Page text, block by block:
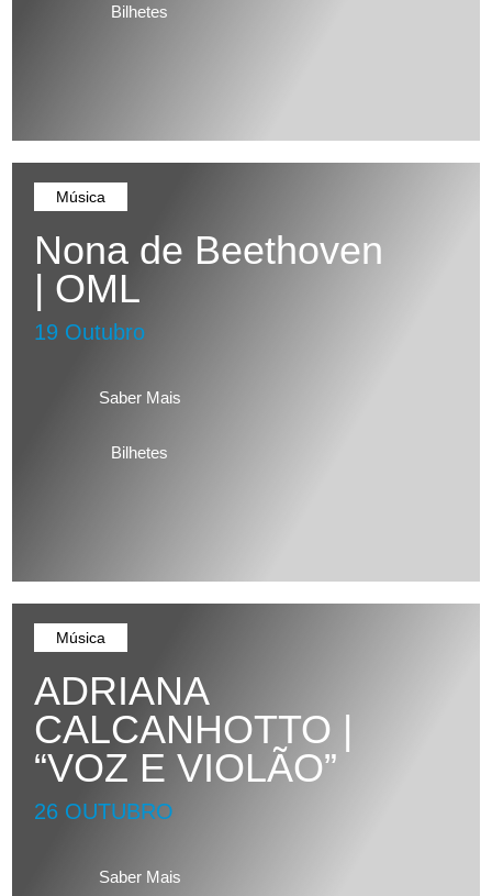
Bilhetes
Música
Nona de Beethoven
| OML
19 Outubro
Saber Mais
Bilhetes
Música
ADRIANA
CALCANHOTTO |
“VOZ E VIOLÃO”
26 OUTUBRO
Saber Mais